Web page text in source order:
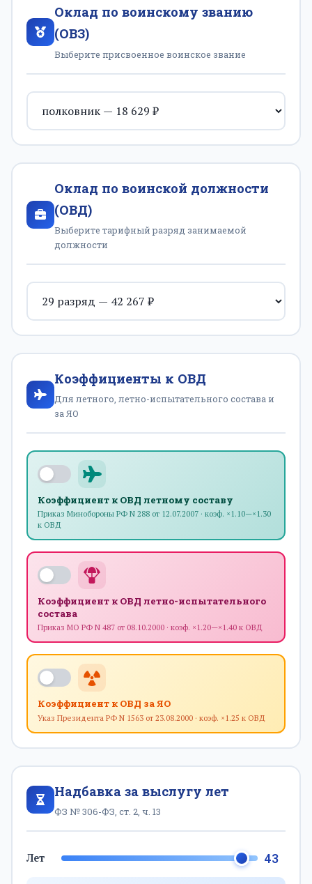
Оклад по воинскому званию
(ОВЗ)
Выберите присвоенное воинское звание
Оклад по воинской должности
(ОВД)
Выберите тарифный разряд занимаемой
должности
Коэффициенты к ОВД
Для летного, летно-испытательного состава и
за ЯО
Коэффициент к ОВД летному составу
Приказ Минобороны РФ N 288 от 12.07.2007 · коэф. ×1.10—×1.30
к ОВД
Коэффициент к ОВД летно-испытательного
состава
Приказ МО РФ N 487 от 08.10.2000 · коэф. ×1.20—×1.40 к ОВД
Коэффициент к ОВД за ЯО
Указ Президента РФ N 1563 от 23.08.2000 · коэф. ×1.25 к ОВД
Надбавка за выслугу лет
ФЗ № 306-ФЗ, ст. 2, ч. 13
Лет 43